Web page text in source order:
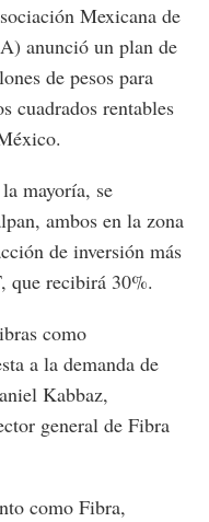
Mexicana de
anunció un plan de
de pesos para
cuadrados rentables
mayoría, se
ambos en la zona
de inversión más
que recibirá 30%.
como
a la demanda de
Kabbaz,
general de Fibra
como Fibra,